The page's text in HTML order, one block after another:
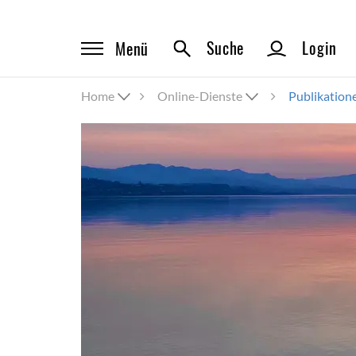
Menü Suche Login
Home Online-Dienste